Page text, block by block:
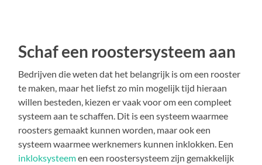
Schaf een roostersysteem aan
Bedrijven die weten dat het belangrijk is om een rooster
te maken, maar het liefst zo min mogelijk tijd hieraan
willen besteden, kiezen er vaak voor om een compleet
systeem aan te schaffen. Dit is een systeem waarmee
roosters gemaakt kunnen worden, maar ook een
systeem waarmee werknemers kunnen inklokken. Een
inkloksysteemen een roostersysteem zijn gemakkelijk